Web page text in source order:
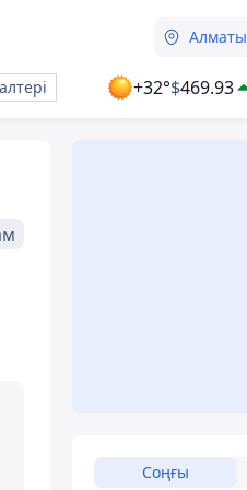
Алматы
+32°$469.93
Соңғы